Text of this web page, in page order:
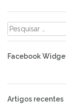
Pesquisar
por:
Facebook
Artigos recentes